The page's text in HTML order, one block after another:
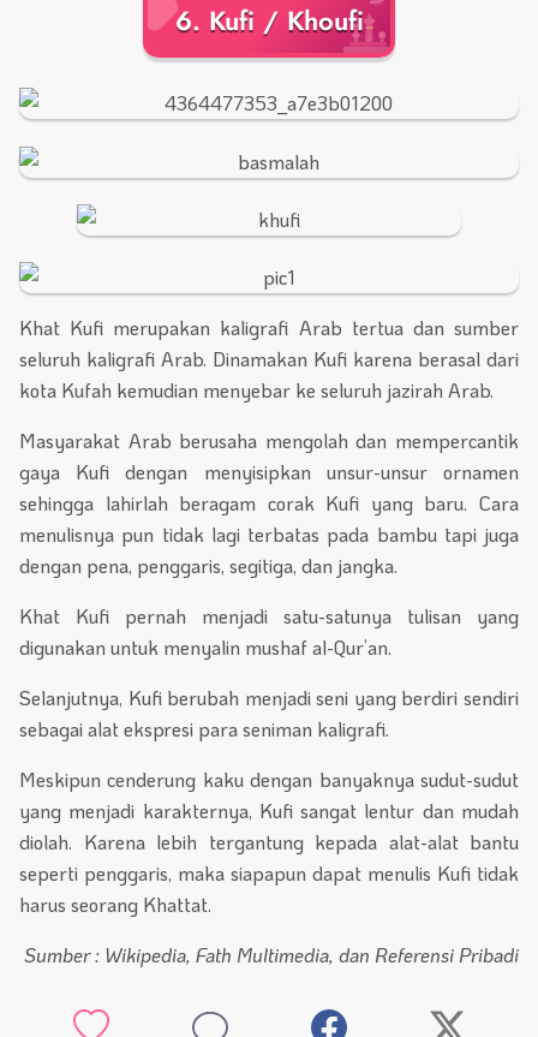
6. Kufi / Khoufi
Khat Kufi merupakan kaligrafi Arab tertua dan sumber
seluruh kaligrafi Arab. Dinamakan Kufi karena berasal dari
kota Kufah kemudian menyebar ke seluruh jazirah Arab.
Masyarakat Arab berusaha mengolah dan mempercantik
gaya Kufi dengan menyisipkan unsur-unsur ornamen
sehingga lahirlah beragam corak Kufi yang baru. Cara
menulisnya pun tidak lagi terbatas pada bambu tapi juga
dengan pena, penggaris, segitiga, dan jangka.
Khat Kufi pernah menjadi satu-satunya tulisan yang
digunakan untuk menyalin mushaf al-Qur’an.
Selanjutnya, Kufi berubah menjadi seni yang berdiri sendiri
sebagai alat ekspresi para seniman kaligrafi.
Meskipun cenderung kaku dengan banyaknya sudut-sudut
yang menjadi karakternya, Kufi sangat lentur dan mudah
diolah. Karena lebih tergantung kepada alat-alat bantu
seperti penggaris, maka siapapun dapat menulis Kufi tidak
harus seorang Khattat.
Sumber : Wikipedia, Fath Multimedia, dan Referensi Pribadi